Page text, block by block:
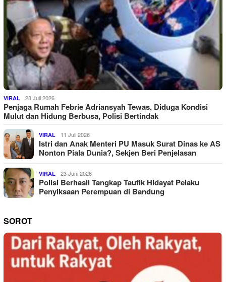
VIRAL 28 Juli 2026
Penjaga Rumah Febrie Adriansyah Tewas, Diduga Kondisi
Mulut dan Hidung Berbusa, Polisi Bertindak
VIRAL 11 Juli 2026
Istri dan Anak Menteri PU Masuk Surat Dinas ke AS
Nonton Piala Dunia?, Sekjen Beri Penjelasan
VIRAL 23 Juni 2026
Polisi Berhasil Tangkap Taufik Hidayat Pelaku
Penyiksaan Perempuan di Bandung
SOROT